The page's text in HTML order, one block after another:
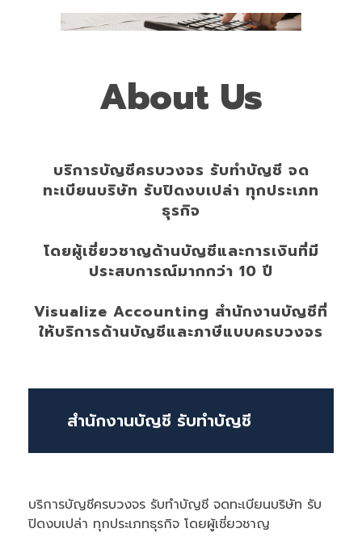
About Us
บริการบัญชีครบวงจร รับทำบัญชี จด
ทะเบียนบริษัท รับปิดงบเปล่า ทุกประเภท
ธุรกิจ
โดยผู้เชี่ยวชาญด้านบัญชีและการเงินที่มี
ประสบการณ์มากกว่า 10 ปี
Visualize Accounting สำนักงานบัญชีที่
ให้บริการด้านบัญชีและภาษีแบบครบวงจร
สำนักงานบัญชี รับทำบัญชี
บริการบัญชีครบวงจร รับทำบัญชี จดทะเบียนบริษัท รับ
ปิดงบเปล่า ทุกประเภทธุรกิจ โดยผู้เชี่ยวชาญ